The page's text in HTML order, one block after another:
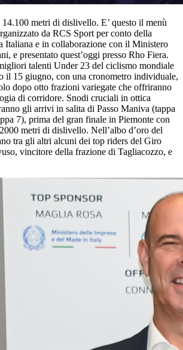
metri di dislivello. E’ questo il menù
da RCS Sport per conto della
Italiana e in collaborazione con il Ministero
e presentato quest’oggi presso Rho Fiera.
talenti Under 23 del ciclismo mondiale
il 15 giugno, con una cronometro individuale,
dopo otto frazioni variegate che offriranno
di corridore. Snodi cruciali in ottica
gli arrivi in salita di Passo Maniva (tappa
7), prima del gran finale in Piemonte con
metri di dislivello. Nell’albo d’oro del
tra gli altri alcuni dei top riders del Giro
vincitore della frazione di Tagliacozzo, e